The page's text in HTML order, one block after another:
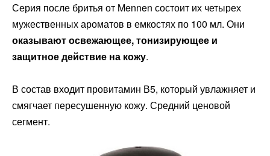
Серия после бритья от Mennen состоит их четырех
мужественных ароматов в емкостях по 100 мл. Они
оказывают освежающее, тонизирующее и
защитное действие на кожу.
В состав входит провитамин В5, который увлажняет и
смягчает пересушенную кожу. Средний ценовой
сегмент.